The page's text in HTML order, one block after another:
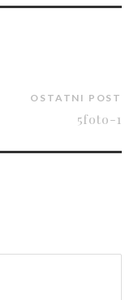
OSTATNI POST
5foto-1